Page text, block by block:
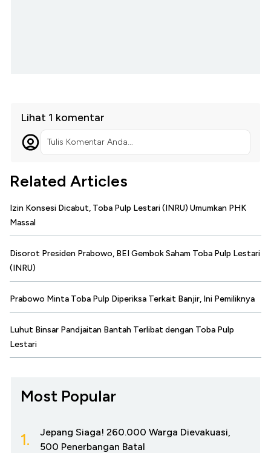
Lihat 1 komentar
Tulis Komentar Anda...
Related Articles
Izin Konsesi Dicabut, Toba Pulp Lestari (INRU) Umumkan PHK
Massal
Disorot Presiden Prabowo, BEI Gembok Saham Toba Pulp Lestari
(INRU)
Prabowo Minta Toba Pulp Diperiksa Terkait Banjir, Ini Pemiliknya
Luhut Binsar Pandjaitan Bantah Terlibat dengan Toba Pulp
Lestari
Most Popular
1.
Jepang Siaga! 260.000 Warga Dievakuasi,
500 Penerbangan Batal